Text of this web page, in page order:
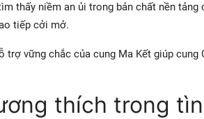
thấy niềm an ủi trong bản chất nền tảng
tiếp cởi mở.
trợ vững chắc của cung Ma Kết giúp cung
thích trong